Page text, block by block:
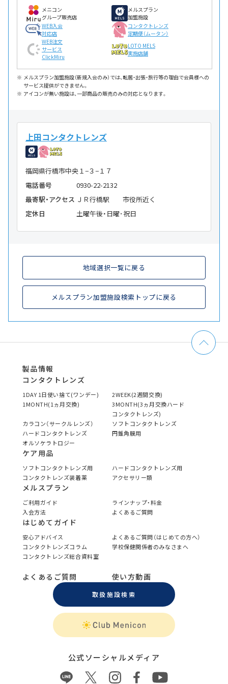
メニコン
グループ販売店
メルスプラン
加盟施設
WEB入会
対応店
コンタクトレンズ
定期便（ムータン）
WEB注文
サービス
ClickMiru
LOTO MELS
実施店舗
メルスプラン加盟施設（新規入会のみ）では、転居・出張・旅行等の理由で会員様への
サービス提供ができません。
アイコンが無い施設は、一部商品の販売のみの対応となります。
上田コンタクトレンズ
福岡県行橋市中央１−３−１７
電話番号
0930-22-2132
最寄駅・アクセス ＪＲ行橋駅 市役所近く
定休日
土曜午後・日曜･祝日
地域選択一覧に戻る
メルスプラン加盟施設検索トップに戻る
製品情報
コンタクトレンズ
1DAY 1日使い捨て(ワンデー)
2WEEK(2週間交換)
1MONTH(1ヵ月交換)
3MONTH(3ヵ月交換ハード
コンタクトレンズ)
カラコン（サークルレンズ）
ソフトコンタクトレンズ
ハードコンタクトレンズ
円錐角膜用
オルソケラトロジー
ケア用品
ソフトコンタクトレンズ用
ハードコンタクトレンズ用
コンタクトレンズ装着薬
アクセサリー類
メルスプラン
ご利用ガイド
ラインナップ・料金
入会方法
よくあるご質問
はじめてガイド
安心アドバイス
よくあるご質問（はじめての方へ）
コンタクトレンズコラム
学校保健関係者のみなさまへ
コンタクトレンズ総合資料室
よくあるご質問 使い方動画
取扱施設検索
公式ソーシャルメディア